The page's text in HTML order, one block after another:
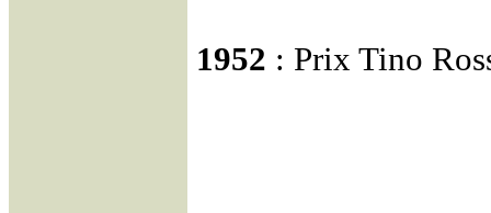
1952 : Prix Tino